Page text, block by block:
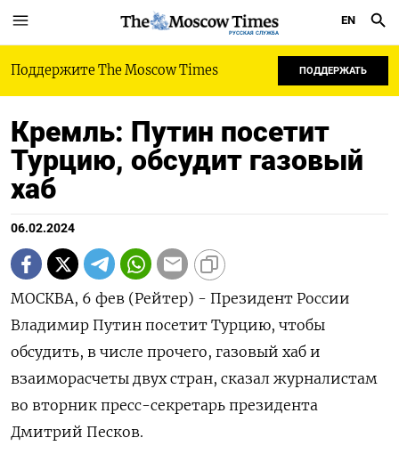
РУССКАЯ СЛУЖБА
EN
Поддержите The Moscow Times ПОДДЕРЖАТЬ
Кремль: Путин посетит
Турцию, обсудит газовый
хаб
06.02.2024
МОСКВА, 6 фев (Рейтер) - Президент России
Владимир Путин посетит Турцию, чтобы
обсудить, в числе прочего, газовый хаб и
взаиморасчеты двух стран, сказал журналистам
во вторник пресс-секретарь президента
Дмитрий Песков.